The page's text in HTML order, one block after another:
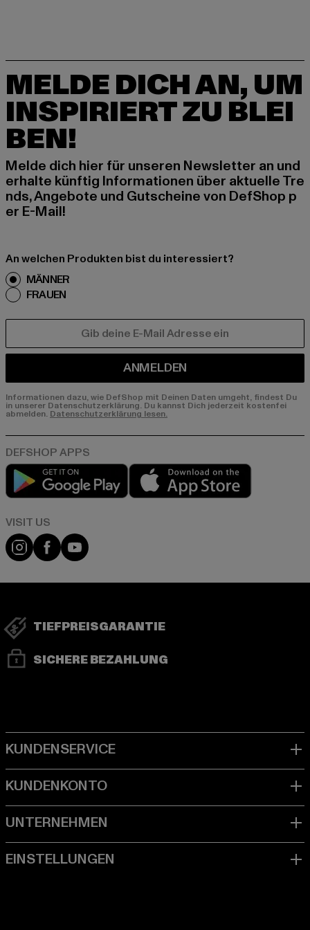
MELDE DICH AN, UM
INSPIRIERT ZU BLEI
BEN!
Melde dich hier für unseren Newsletter an und
erhalte künftig Informationen über aktuelle Tre
nds, Angebote und Gutscheine von DefShop p
er E-Mail!
An welchen Produkten bist du interessiert?
MÄNNER
FRAUEN
ANMELDEN
Informationen dazu, wie DefShop mit Deinen Daten umgeht, findest Du
in unserer Datenschutzerklärung. Du kannst Dich jederzeit kostenfei
abmelden. Datenschutzerklärung lesen.
Play market
Visit our Instagram page:
Visit our Facebook page:
Visit our YouTube channel:
TIEFPREISGARANTIE
SICHERE BEZAHLUNG